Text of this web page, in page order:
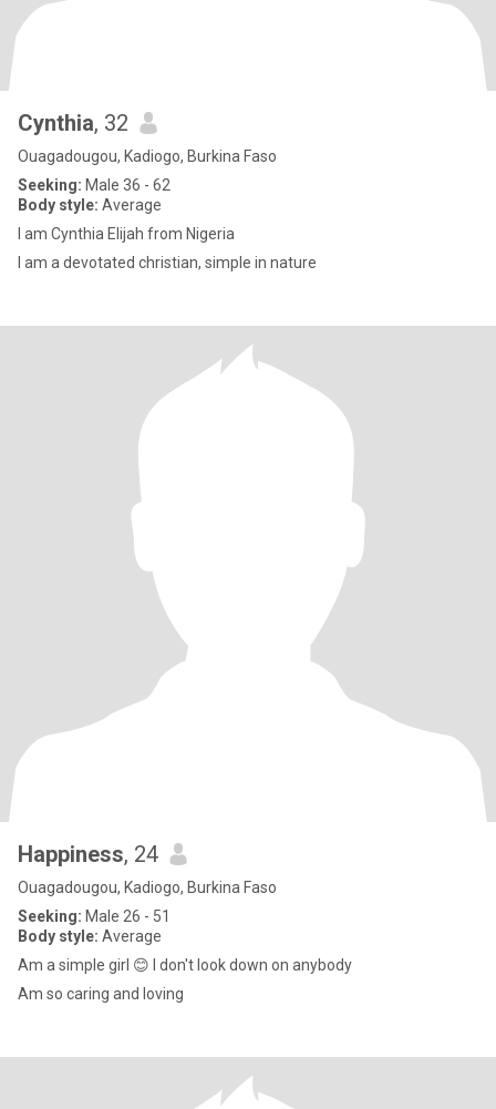
Cynthia, 32
Ouagadougou, Kadiogo, Burkina Faso
Seeking: Male 36 - 62
Body style: Average
I am Cynthia Elijah from Nigeria
I am a devotated christian, simple in nature
Happiness, 24
Ouagadougou, Kadiogo, Burkina Faso
Seeking: Male 26 - 51
Body style: Average
Am a simple girl 😊 I don't look down on anybody
Am so caring and loving